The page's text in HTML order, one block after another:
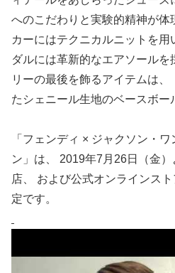
へのこだわりと実験的精神が体
カーにはテクニカルニットを用
ダルには革新的なエアソールを
リーの最後を飾るアイテムは
たシェニール生地のベースボー
「フェンディ × ジャクソン・
ン」は、 2019年7月26日（金
店、 および公式オンラインス
定です。